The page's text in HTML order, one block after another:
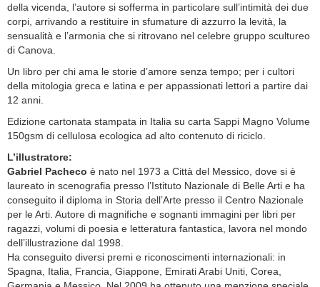
della vicenda, l’autore si sofferma in particolare sull’intimità dei due
corpi, arrivando a restituire in sfumature di azzurro la levità, la
sensualità e l’armonia che si ritrovano nel celebre gruppo scultureo
di Canova.
Un libro per chi ama le storie d’amore senza tempo; per i cultori
della mitologia greca e latina e per appassionati lettori a partire dai
12 anni.
Edizione cartonata stampata in Italia su carta Sappi Magno Volume
150gsm di cellulosa ecologica ad alto contenuto di riciclo.
L’illustratore:
Gabriel Pacheco è nato nel 1973 a Città del Messico, dove si è
laureato in scenografia presso l’Istituto Nazionale di Belle Arti e ha
conseguito il diploma in Storia dell’Arte presso il Centro Nazionale
per le Arti. Autore di magnifiche e sognanti immagini per libri per
ragazzi, volumi di poesia e letteratura fantastica, lavora nel mondo
dell’illustrazione dal 1998.
Ha conseguito diversi premi e riconoscimenti internazionali: in
Spagna, Italia, Francia, Giappone, Emirati Arabi Uniti, Corea,